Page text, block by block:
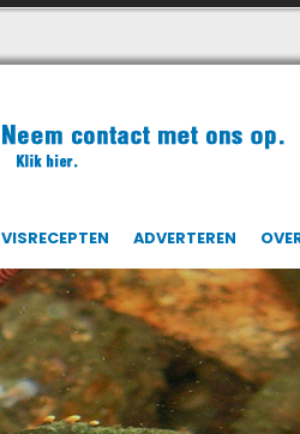
VISRECEPTEN ADVERTEREN